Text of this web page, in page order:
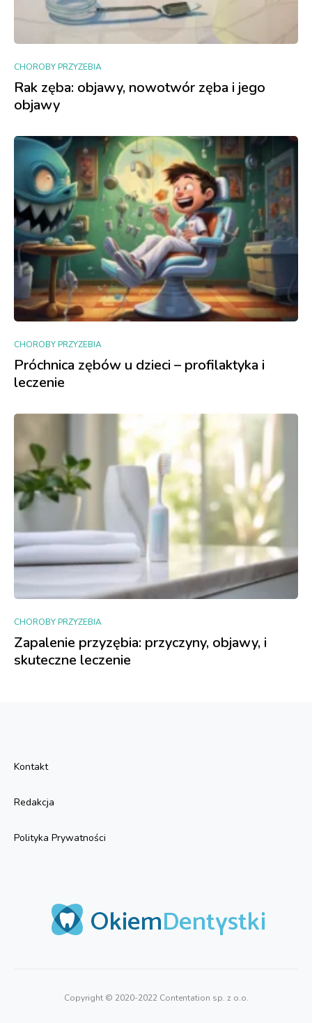
CHOROBY PRZYZEBIA
Rak zęba: objawy, nowotwór zęba i jego
objawy
CHOROBY PRZYZEBIA
Próchnica zębów u dzieci – profilaktyka i
leczenie
CHOROBY PRZYZEBIA
Zapalenie przyzębia: przyczyny, objawy, i
skuteczne leczenie
Kontakt
Redakcja
Polityka Prywatności
Copyright © 2020-2022 Contentation sp. z o.o.